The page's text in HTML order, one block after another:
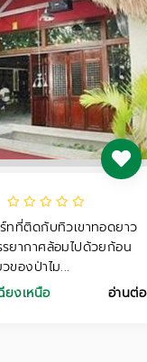
ทที่ติดกับทิวเขาทอดยาว
ยากาศล้อมไปด้วยก้อน
ของป่าไม...
ยงเหนือ อ่านต่อ